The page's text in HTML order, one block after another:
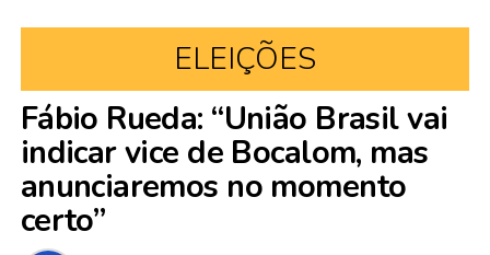
ELEIÇÕES
Fábio Rueda: “União Brasil vai
indicar vice de Bocalom, mas
anunciaremos no momento
certo”